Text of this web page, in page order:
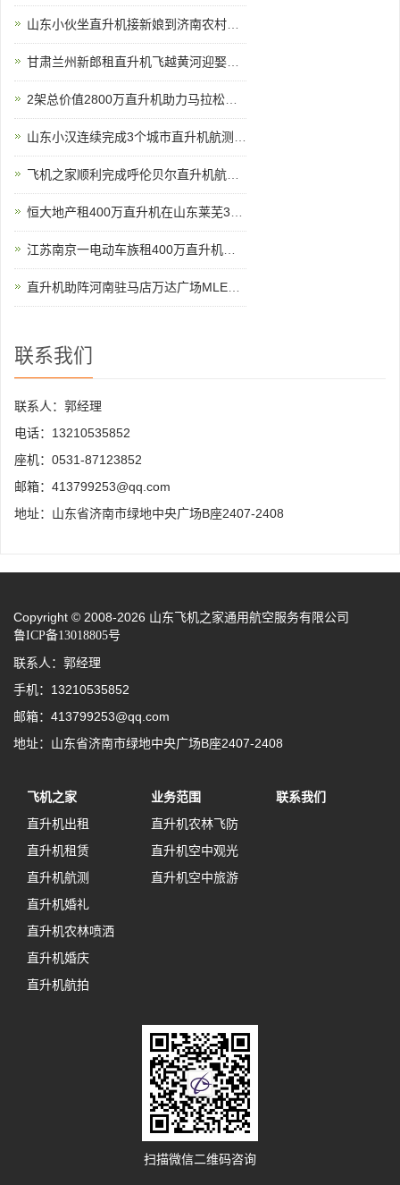
联系我们
联系人：郭经理
电话：13210535852
座机：0531-87123852
邮箱：413799253@qq.com
地址：山东省济南市绿地中央广场B座2407-2408
Copyright © 2008-2026 山东飞机之家通用航空服务有限公司
鲁ICP备13018805号
联系人：郭经理
手机：13210535852
邮箱：413799253@qq.com
地址：山东省济南市绿地中央广场B座2407-2408
飞机之家
直升机出租
直升机租赁
直升机航测
直升机婚礼
直升机农林喷洒
直升机婚庆
直升机航拍
业务范围
直升机农林飞防
直升机空中观光
直升机空中旅游
联系我们
扫描微信二维码咨询